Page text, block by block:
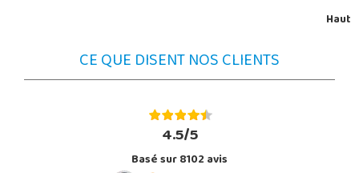
Haut
CE QUE DISENT NOS CLIENTS
4.5/5
Basé sur 8102 avis